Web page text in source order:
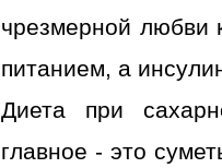
чрезмерной любви
питанием, а
Диета при
главное - это